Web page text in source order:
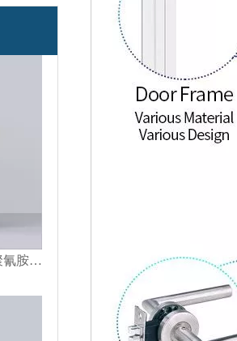
酒店客房中密度纤维板三聚氰胺木门